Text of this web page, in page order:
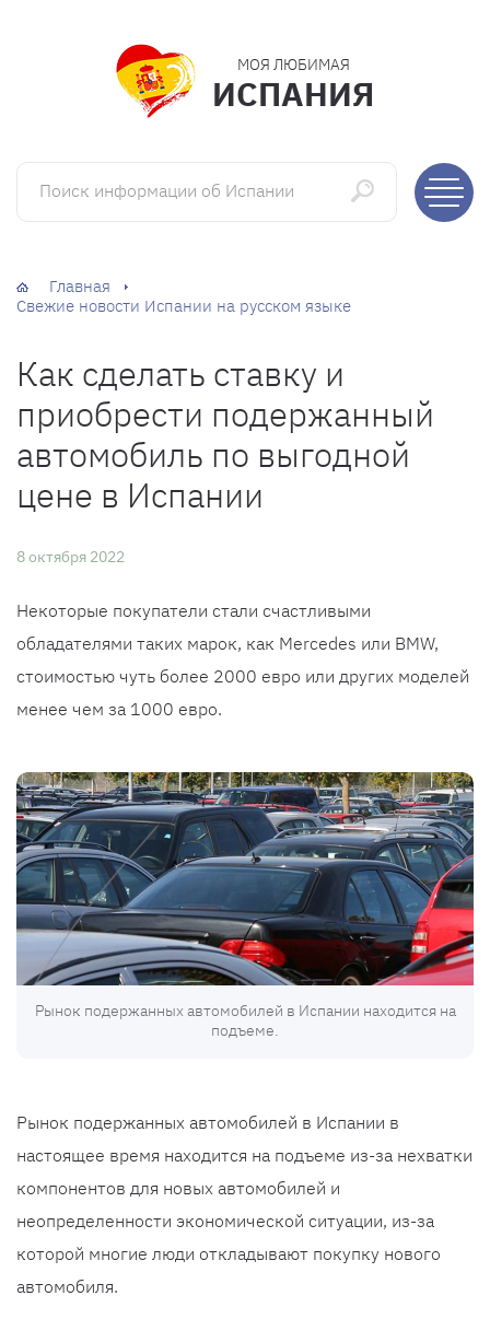
МОЯ ЛЮБИМАЯ
ИСПАНИЯ
Поиск информации об Испании
Главная
Свежие новости Испании на русском языке
Как сделать ставку и
приобрести подержанный
автомобиль по выгодной
цене в Испании
8 октября 2022
Некоторые покупатели стали счастливыми
обладателями таких марок, как Mercedes или BMW,
стоимостью чуть более 2000 евро или других моделей
менее чем за 1000 евро.
Рынок подержанных автомобилей в Испании находится на
подъеме.
Рынок подержанных автомобилей в Испании в
настоящее время находится на подъеме из-за нехватки
компонентов для новых автомобилей и
неопределенности экономической ситуации, из-за
которой многие люди откладывают покупку нового
автомобиля.